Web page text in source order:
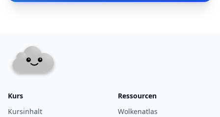
Kurs
Kursinhalt
Ressourcen
Wolkenatlas